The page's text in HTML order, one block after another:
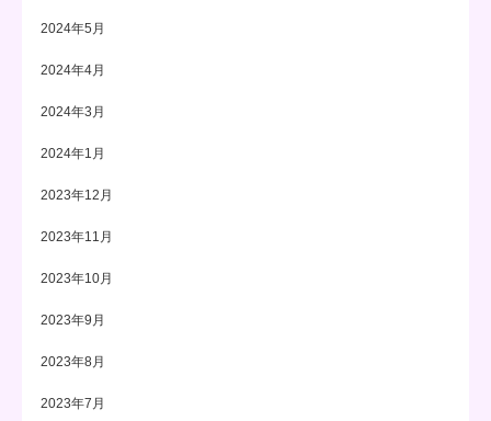
2024年5月
2024年4月
2024年3月
2024年1月
2023年12月
2023年11月
2023年10月
2023年9月
2023年8月
2023年7月